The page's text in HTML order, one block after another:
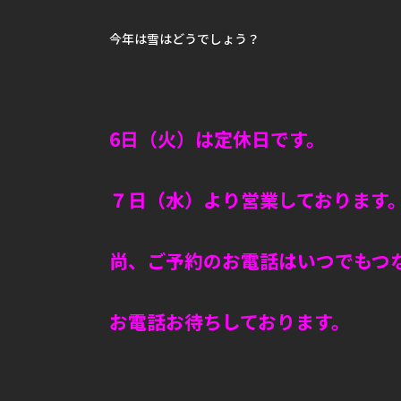
今年は雪はどうでしょう？
6日（火）は定休日です。
７日（水）より営業しております。
尚、ご予約のお電話はいつでもつ
お電話お待ちしております。